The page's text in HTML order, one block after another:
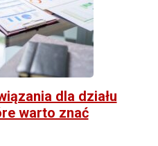
dla działu
warto znać